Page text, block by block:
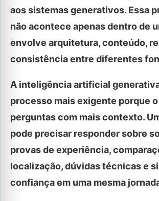
aos sistemas generativos. Essa
não acontece apenas dentro de
envolve arquitetura, conteúdo,
consistência entre diferentes
A inteligência artificial
processo mais exigente porque
perguntas com mais contexto.
pode precisar responder sobre
provas de experiência,
localização, dúvidas técnicas e
confiança em uma mesma